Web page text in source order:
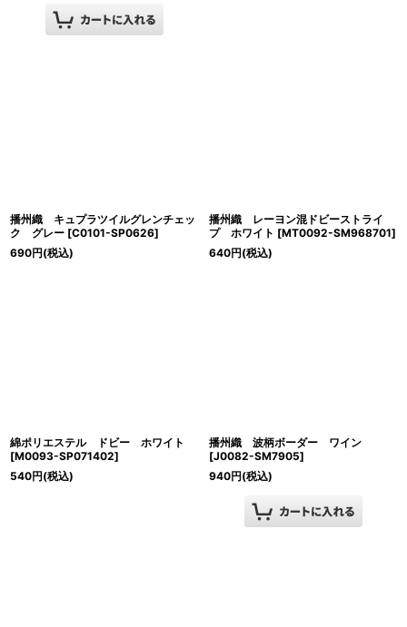
播州織 キュプラツイルグレンチェッ
ク グレー [C0101-SP0626]
690円(税込)
播州織 レーヨン混ドビーストライ
プ ホワイト [MT0092-SM968701]
640円(税込)
綿ポリエステル ドビー ホワイト
[M0093-SP071402]
540円(税込)
播州織 波柄ボーダー ワイン
[J0082-SM7905]
940円(税込)